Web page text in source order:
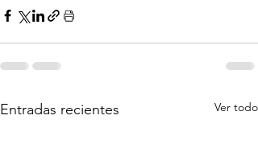
Entradas recientes Ver todo